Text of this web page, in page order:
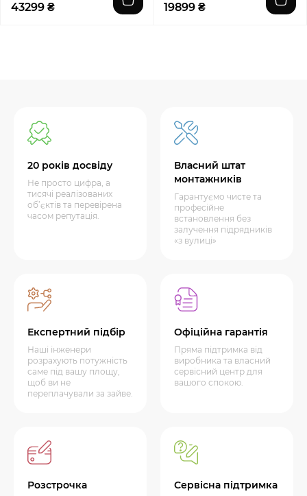
43299 ₴ 19899 ₴
20 років досвіду
Не просто цифра, а
тисячі реалізованих
об’єктів та перевірена
часом репутація.
Власний штат
монтажників
Гарантуємо чисте та
професійне
встановлення без
залучення підрядників
«з вулиці»
Експертний підбір
Наші інженери
розрахують потужність
саме під вашу площу,
щоб ви не
переплачували за зайве.
Офіційна гарантія
Пряма підтримка від
виробника та власний
сервісний центр для
вашого спокою.
Розстрочка Сервісна підтримка